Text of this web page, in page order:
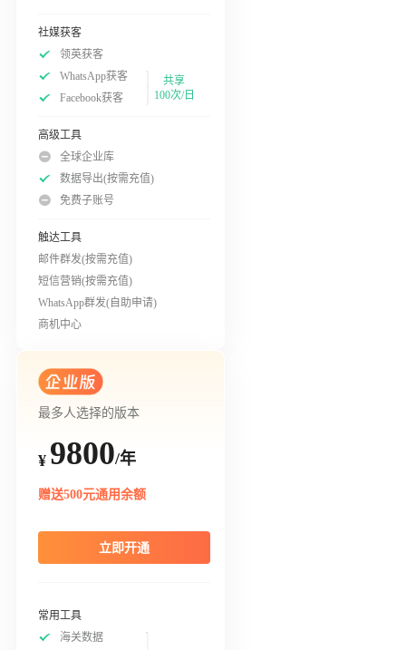
社媒获客
领英获客
WhatsApp获客
Facebook获客
共享
100次/日
高级工具
全球企业库
数据导出(按需充值)
免费子账号
触达工具
邮件群发(按需充值)
短信营销(按需充值)
WhatsApp群发(自助申请)
商机中心
最多人选择的版本
¥ 9800/年
赠送500元通用余额
立即开通
常用工具
海关数据